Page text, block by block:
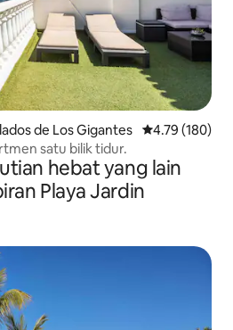
de Los Gigantes Penarafan
4.79 (180)
satu bilik tidur.
hebat yang lain
Playa Jardin